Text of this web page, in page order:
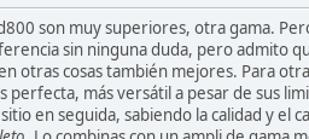
son muy superiores, otra gama.
sin ninguna duda, pero admito
otras cosas también mejores. Para
perfecta, más versátil a pesar de sus
en seguida, sabiendo la calidad y el